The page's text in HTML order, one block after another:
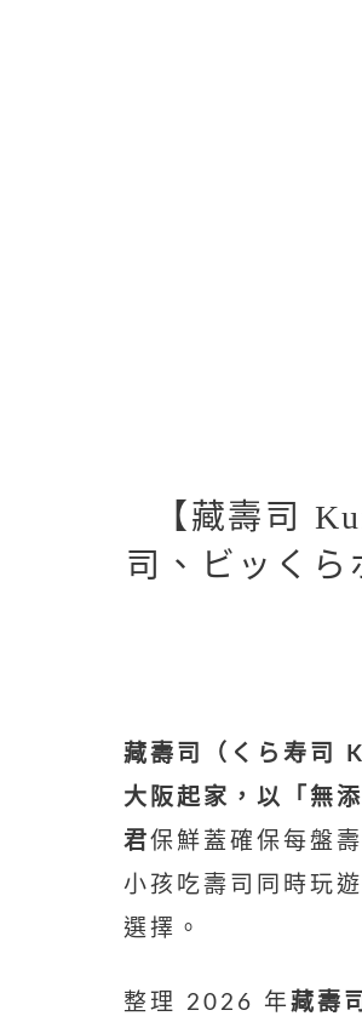
【藏壽司
司、ビッく
藏壽司（くら寿司
大阪起家，以「無
君保鮮蓋確保每盤
小孩吃壽司同時玩
選擇。
整理 2026 年 藏壽